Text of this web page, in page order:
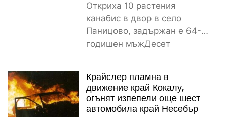
Откриха 10 растения
канабис в двор в село
Паницово, задържан е 64-
годишен мъжДесет
Крайслер пламна в
движение край Кокалу,
огънят изпепели още шест
автомобила край Несебър